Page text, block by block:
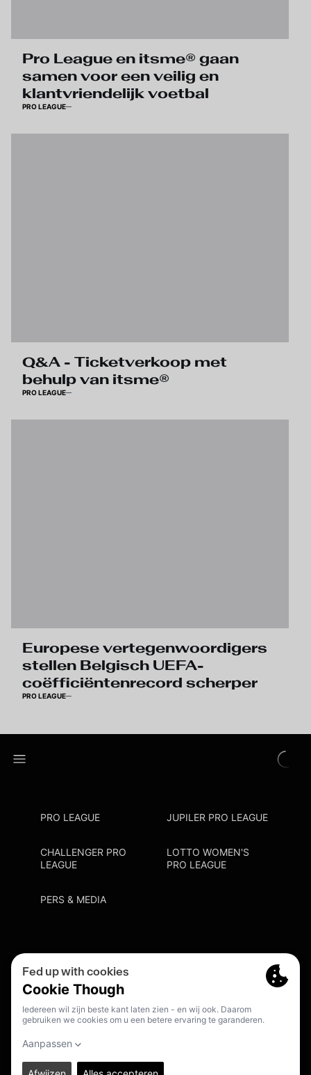
Pro League en itsme® gaan
samen voor een veilig en
klantvriendelijk voetbal
PRO LEAGUE
Q&A - Ticketverkoop met
behulp van itsme®
PRO LEAGUE
Europese vertegenwoordigers
stellen Belgisch UEFA-
coëfficiëntenrecord scherper
PRO LEAGUE
PRO LEAGUE JUPILER PRO LEAGUE
CHALLENGER PRO
LEAGUE
LOTTO WOMEN'S
PRO LEAGUE
PERS & MEDIA
Cookie Policy
Meldpunt Racisme En Discriminatie